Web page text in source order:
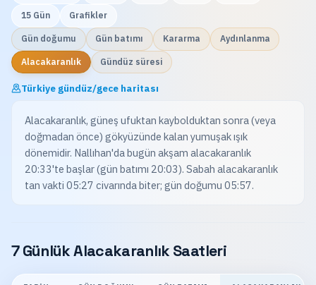
15 Gün Grafikler
Gün doğumu Gün batımı Kararma Aydınlanma
Alacakaranlık Gündüz süresi
Türkiye gündüz/gece haritası
Alacakaranlık, güneş ufuktan kaybolduktan sonra (veya
doğmadan önce) gökyüzünde kalan yumuşak ışık
dönemidir. Nallıhan'da bugün akşam alacakaranlık
20:33'te başlar (gün batımı 20:03). Sabah alacakaranlık
tan vakti 05:27 civarında biter; gün doğumu 05:57.
7 Günlük Alacakaranlık Saatleri